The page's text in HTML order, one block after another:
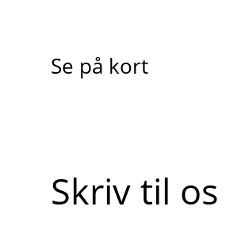
Se på kort
Skriv til os